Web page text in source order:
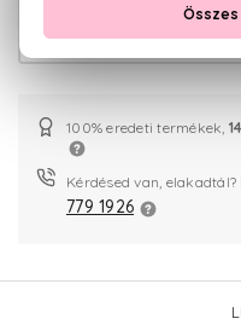
Boss
100% eredeti termékek,
Kérdésed van,
779 1926